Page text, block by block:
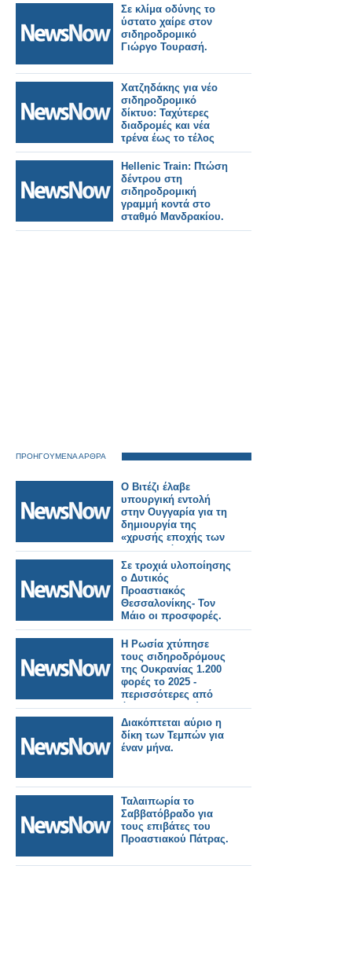
Σε κλίμα οδύνης το
ύστατο χαίρε στον
σιδηροδρομικό
Γιώργο Τουρασή.
Χατζηδάκης για νέο
σιδηροδρομικό
δίκτυο: Ταχύτερες
διαδρομές και νέα
τρένα έως το τέλος
του 2026.
Hellenic Train: Πτώση
δέντρου στη
σιδηροδρομική
γραμμή κοντά στο
σταθμό Μανδρακίου.
ΠΡΟΗΓΟΥΜΕΝΑ ΑΡΘΡΑ
Ο Βιτέζι έλαβε
υπουργική εντολή
στην Ουγγαρία για τη
δημιουργία της
«χρυσής εποχής των
σιδηροδρόμων»
Σε τροχιά υλοποίησης
ο Δυτικός
Προαστιακός
Θεσσαλονίκης- Τον
Μάιο οι προσφορές.
Η Ρωσία χτύπησε
τους σιδηροδρόμους
της Ουκρανίας 1.200
φορές το 2025 -
περισσότερες από
ό,τι τα προηγούμενα
δύο χρόνια μαζί.
Διακόπτεται αύριο η
δίκη των Τεμπών για
έναν μήνα.
Ταλαιπωρία το
Σαββατόβραδο για
τους επιβάτες του
Προαστιακού Πάτρας.